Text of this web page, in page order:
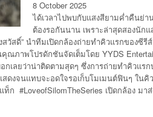
8 October 2025
ได้เวลาไปพบกับแสงสียามค่ำคืนย่
ต้องรอกันนาน เพราะล่าสุดสองนักแ
สดิ์” นำทีมเปิดกล้องถ่ายทำคิวแรกของซีรี
คุณภาพโปรดักชันจัดเต็มโดย YYDS
เลยว่าน่าติดตามสุดๆ ซึ่งการถ่ายทำคิวแรก
ดงจนแทบจะอดใจรอเก็บโมเมนต์ฟินๆ ใน
#LoveofSilomTheSeries เปิดกล้อง มา